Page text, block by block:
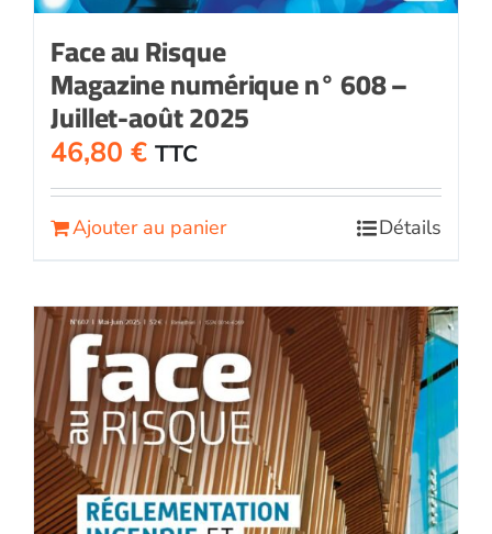
Face au Risque
Magazine numérique n° 608 –
Juillet-août 2025
46,80 € TTC
Ajouter au panier Détails